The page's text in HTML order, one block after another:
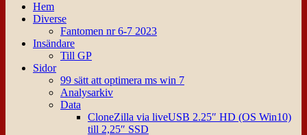
Hem
Diverse
Fantomen nr 6-7 2023
Insändare
Till GP
Sidor
99 sätt att optimera ms win 7
Analysarkiv
Data
CloneZilla via liveUSB 2.25″ HD (OS Win10)
till 2,25″ SSD